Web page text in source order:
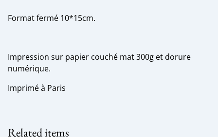
Format fermé 10*15cm.
Impression sur papier couché mat 300g et dorure
numérique.
Imprimé à Paris
Related items